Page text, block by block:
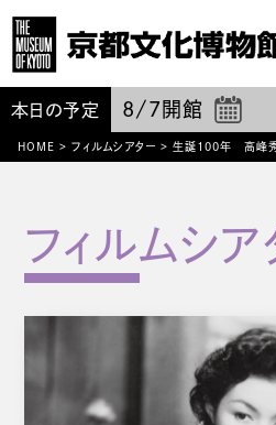
本日の予定 8/7 開館
HOME > フィルムシアター > 生誕100年 高峰秀